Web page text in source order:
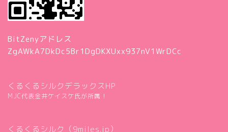
BitZenyアドレス
ZgAWkA7DkDc5Br1DgDKXUxx937nV1WrDCc
くるくるシルクデラックスHP
MJC代表金井ケイスケ氏が所属！
くるくるシルク（9miles.jp）